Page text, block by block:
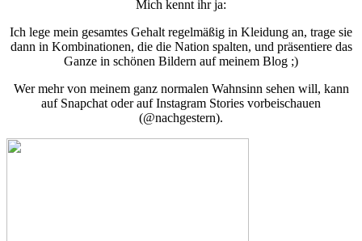
Mich kennt ihr ja:
Ich lege mein gesamtes Gehalt regelmäßig in Kleidung an, trage sie
dann in Kombinationen, die die Nation spalten, und präsentiere das
Ganze in schönen Bildern auf meinem Blog ;)
Wer mehr von meinem ganz normalen Wahnsinn sehen will, kann
auf Snapchat oder auf Instagram Stories vorbeischauen
(@nachgestern).